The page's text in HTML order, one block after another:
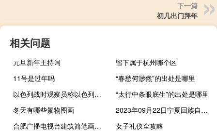
下一篇
初几出门拜年
相关问题
元旦新年主持词
留下属于杭州哪个区
11号是过年吗
“春愁何渺然”的出处是哪里
以色列战时观察员称以色列正与美国合作防止战事升级
“太行中条眼底生”的出处是哪里
冬天有哪些景物图画
2023年09月22日宁夏回族自治区石嘴山市疫情大数据-今日/今天疫情全网搜索最新实时消息动态情况通知播报
合肥广播电视台建筑简笔画（合肥广播电视台）
女子礼仪全攻略